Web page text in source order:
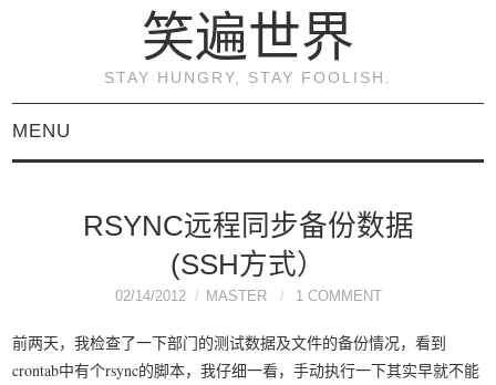
笑遍世界
STAY HUNGRY, STAY FOOLISH.
MENU
KVM虚拟化原理与实践
《KVM虚拟化技术：实
RSYNC远程同步备份数据
(SSH方式）
02/14/2012 MASTER 1 COMMENT
前两天，我检查了一下部门的测试数据及文件的备份情况，看到
crontab中有个rsync的脚本，我仔细一看，手动执行一下其实早就不能